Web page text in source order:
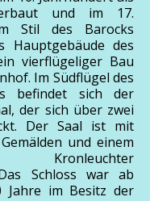
und im 17.
Stil des Barocks
Hauptgebäude des
vierflügeliger Bau
Im Südflügel des
befindet sich der
der sich über zwei
Der Saal ist mit
und einem
Kronleuchter
Schloss war ab
Jahre im Besitz der